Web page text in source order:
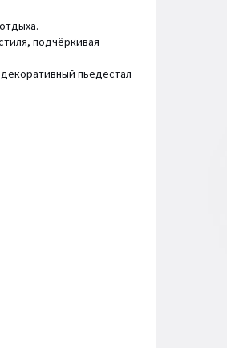
подчёркивая
пьедестал